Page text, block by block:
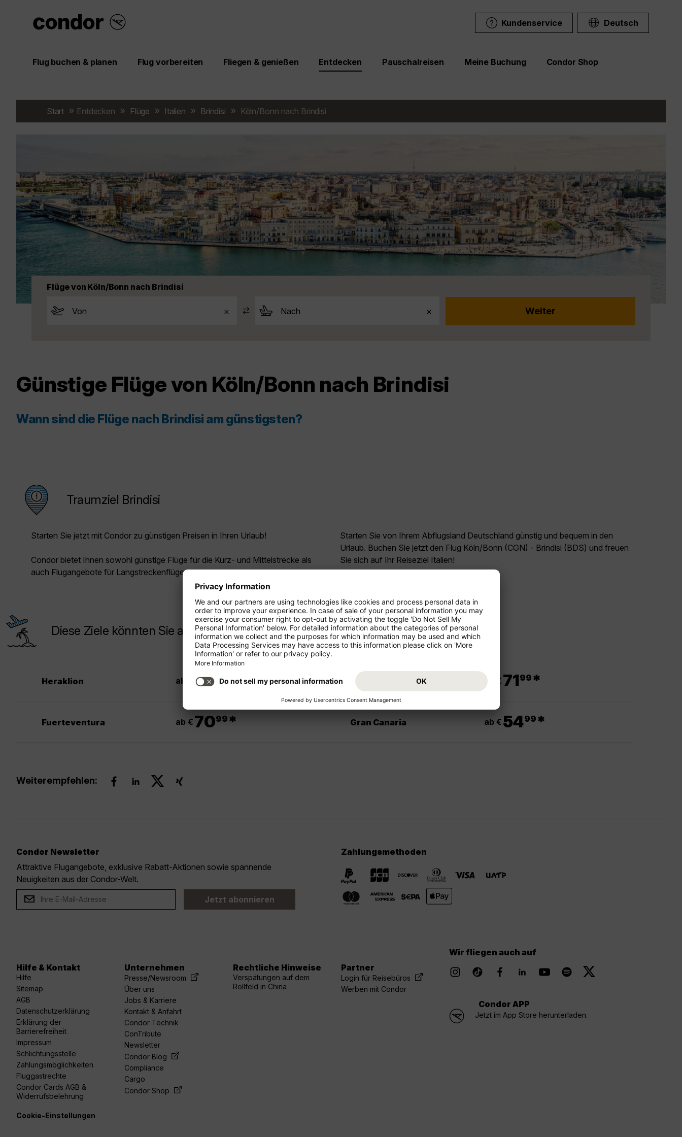
Kundenservice Deutsch
Flug buchen & planen Flug vorbereiten Fliegen & genießen Entdecken Pauschalreisen Meine Buchung Condor Shop
Start Entdecken Flüge Italien Brindisi Köln/Bonn nach Brindisi
Flüge von Köln/Bonn nach Brindisi
Günstige Flüge von Köln/Bonn nach Brindisi
Wann sind die Flüge nach Brindisi am günstigsten?
Traumziel Brindisi
Starten Sie jetzt mit Condor zu günstigen Preisen in Ihren Urlaub!
Condor bietet Ihnen sowohl günstige Flüge für die Kurz- und Mittelstrecke als
auch Flugangebote für Langstreckenflüge.
Starten Sie von Ihrem Abflugsland Deutschland günstig und bequem in den
Urlaub. Buchen Sie jetzt den Flug Köln/Bonn (CGN) - Brindisi (BDS) und freuen
Sie sich auf Ihr Reiseziel Italien!
Diese Ziele könnten Sie auch interessieren
Heraklion ab € 49 99 * Agadir ab € 7199 *
Fuerteventura ab € 70.
99 * Gran Canaria ab € 5499 *
Weiterempfehlen:
Condor Newsletter
Attraktive Flugangebote, exklusive Rabatt-Aktionen sowie spannende
Neuigkeiten aus der Condor-Welt.
Jetzt abonnieren
Zahlungsmethoden
Hilfe & Kontakt
Hilfe
Sitemap
AGB
Datenschutzerklärung
Erklärung der
Barrierefreiheit
Impressum
Schlichtungsstelle
Zahlungsmöglichkeiten
Fluggastrechte
Condor Cards AGB &
Widerrufsbelehrung
Unternehmen
Presse/Newsroom
Über uns
Jobs & Karriere
Kontakt & Anfahrt
Condor Technik
ConTribute
Newsletter
Condor Blog
Compliance
Cargo
Condor Shop
Rechtliche Hinweise
Verspätungen auf dem
Rollfeld in China
Partner
Login für Reisebüros
Werben mit Condor
Wir fliegen auch auf
linkedin youtubespotify
Condor APP
Jetzt im App Store herunterladen.
Cookie-Einstellungen